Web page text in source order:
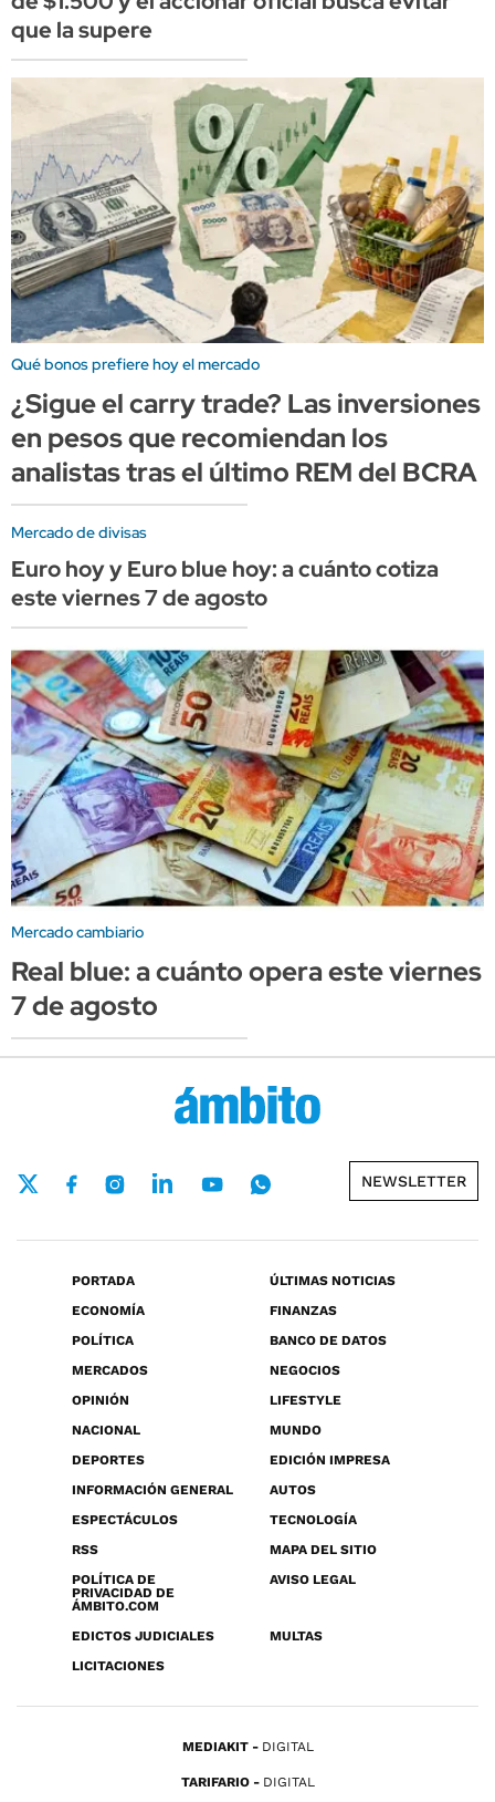
que la supere
Qué bonos prefiere hoy el mercado
¿Sigue el carry trade? Las inversiones
en pesos que recomiendan los
analistas tras el último REM del BCRA
Mercado de divisas
Euro hoy y Euro blue hoy: a cuánto cotiza
este viernes 7 de agosto
Mercado cambiario
Real blue: a cuánto opera este viernes
7 de agosto
NEWSLETTER
PORTADA
ÚLTIMAS NOTICIAS
ECONOMÍA
FINANZAS
POLÍTICA
BANCO DE DATOS
MERCADOS
NEGOCIOS
OPINIÓN
LIFESTYLE
NACIONAL
MUNDO
DEPORTES
EDICIÓN IMPRESA
INFORMACIÓN GENERAL
AUTOS
ESPECTÁCULOS
TECNOLOGÍA
RSS
MAPA DEL SITIO
POLÍTICA DE
PRIVACIDAD DE
ÁMBITO.COM
AVISO LEGAL
EDICTOS JUDICIALES
MULTAS
LICITACIONES
MEDIAKIT DIGITAL
TARIFARIO DIGITAL